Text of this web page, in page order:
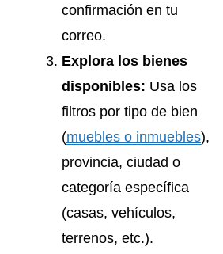
confirmación en tu
correo.
Explora los bienes
disponibles: Usa los
filtros por tipo de bien
(muebles o inmuebles),
provincia, ciudad o
categoría específica
(casas, vehículos,
terrenos, etc.).